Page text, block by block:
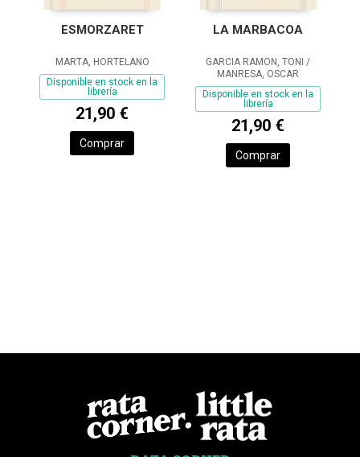
ESMORZARET
MARTA, HORTELANO
Disponible en stock en la
librería
21,90 €
Comprar
LA MARBACOA
GARCIA RAMON, TONI /
MANRESA, OSCAR
Disponible en stock en la
librería
21,90 €
Comprar